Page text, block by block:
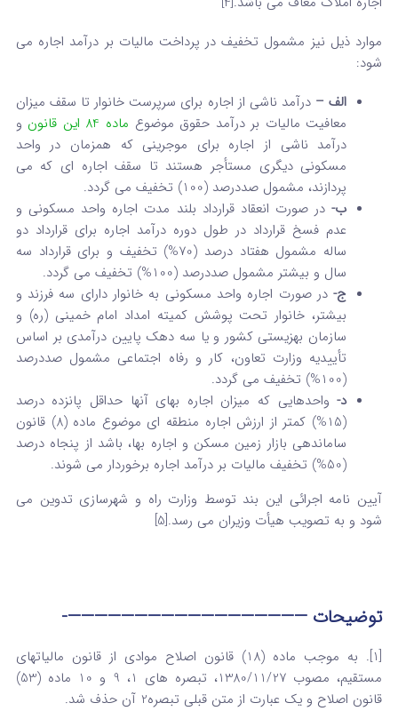
موارد ذیل نیز مشمول تخفیف در پرداخت مالیات بر درآمد اجاره می
شود:
الف – درآمد ناشی از اجاره برای سرپرست خانوار تا سقف میزان
معافیت مالیات بر درآمد حقوق موضوع ماده 84 این قانون
و
درآمد ناشی از اجاره برای موجرینی که همزمان در واحد
مسکونی دیگری مستأجر هستند تا سقف اجاره ای که می
پردازند، مشمول صددرصد (100) تخفیف می گردد.
ب-در صورت انعقاد قرارداد بلند مدت اجاره واحد مسکونی و
عدم فسخ قرارداد در طول دوره درآمد اجاره برای قرارداد دو
ساله مشمول هفتاد درصد (70%) تخفیف و برای قرارداد سه
سال و بیشتر مشمول صددرصد (100%) تخفیف می گردد.
ج-در صورت اجاره واحد مسکونی به خانوار دارای سه فرزند و
بیشتر، خانوار تحت پوشش کمیته امداد امام خمینی (ره) و
سازمان بهزیستی کشور و یا سه دهک پایین درآمدی بر اساس
تأییدیه وزارت تعاون، کار و رفاه اجتماعی مشمول صددرصد
(100%) تخفیف می گردد.
د-واحدهایی که میزان اجاره بهای آنها حداقل پانزده درصد
(15%) کمتر از ارزش اجاره منطقه ای موضوع ماده (8) قانون
ساماندهی بازار زمین مسکن و اجاره بها، باشد از پنجاه درصد
(50%) تخفیف مالیات بر درآمد اجاره برخوردار می شوند.
آیین نامه اجرائی این بند توسط وزارت راه و شهرسازی تدوین می
شود و به تصویب هیأت وزیران می رسد.[5]
توضیحات ——————————————————-
[1]. به موجب ماده (18) قانون اصلاح موادی از قانون مالیات­های
مستقیم، مصوب 1380/11/27، تبصره­ های 1، 9 و 10 ماده (53)
قانون اصلاح و یک عبارت از متن قبلی تبصره2 آن حذف شد.